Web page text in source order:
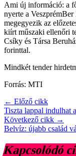
Ami új információ: a
nyerte a
megegyezik az
kiírt műszaki ellenőri
Csíky és Társa
forinttal.
Mindkét tender
Forrás: MTI
← Előző cikk
Tiszta lappal indulhat
Következő cikk →
Belvíz: újabb család
Kapcsolódó